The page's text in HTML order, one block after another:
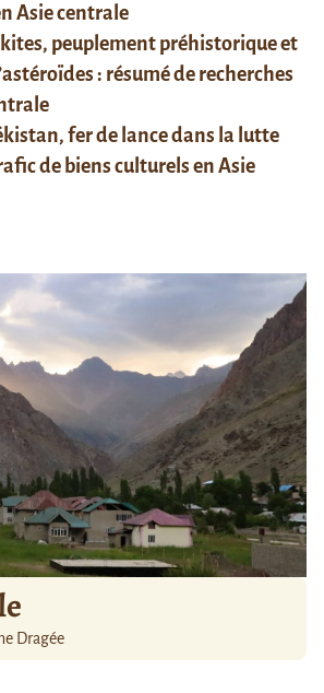
Asie centrale
peuplement préhistorique et
: résumé de recherches
fer de lance dans la lutte
de biens culturels en Asie
Dragée